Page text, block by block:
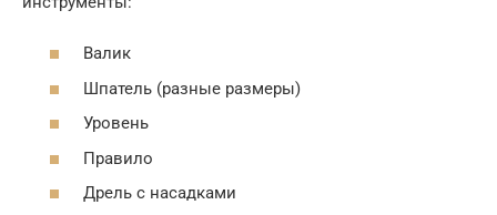
Валик
Шпатель (разные размеры)
Уровень
Правило
Дрель с насадками